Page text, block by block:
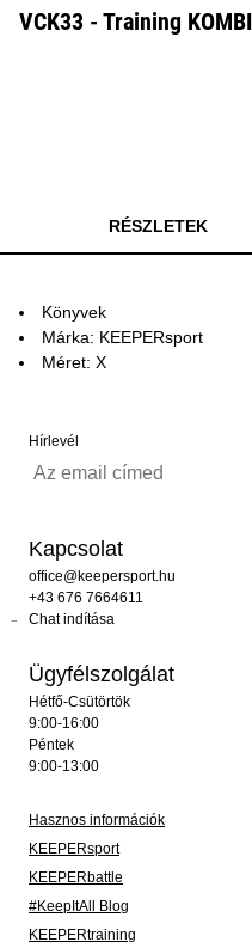
VCK33 - Training
RÉSZLETEK
Könyvek
Márka: KEEPERsport
Méret: X
Hírlevél
Kapcsolat
office@keepersport.hu
+43 676 7664611
Chat indítása
Ügyfélszolgálat
Hétfő-Csütörtök
9:00-16:00
Péntek
9:00-13:00
Hasznos információk
KEEPERsport
KEEPERbattle
#KeepItAll Blog
KEEPERtraining